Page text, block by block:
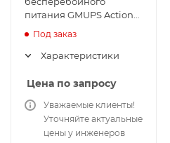
питания GMUPS Action
Под заказ
Характеристики
Цена по запросу
Уважаемые клиенты!
Уточняйте актуальные
цены у инженеров